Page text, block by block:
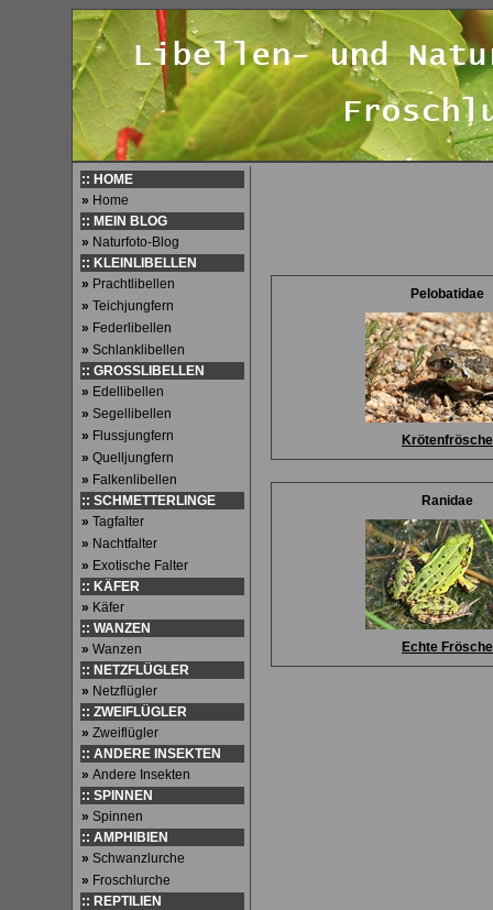
:: HOME
» Home
:: MEIN BLOG
» Naturfoto-Blog
:: KLEINLIBELLEN
» Prachtlibellen
» Teichjungfern
» Federlibellen
» Schlanklibellen
:: GROSSLIBELLEN
» Edellibellen
» Segellibellen
» Flussjungfern
» Quelljungfern
» Falkenlibellen
:: SCHMETTERLINGE
» Tagfalter
» Nachtfalter
» Exotische Falter
:: KÄFER
» Käfer
:: WANZEN
» Wanzen
:: NETZFLÜGLER
» Netzflügler
:: ZWEIFLÜGLER
» Zweiflügler
:: ANDERE INSEKTEN
» Andere Insekten
:: SPINNEN
» Spinnen
:: AMPHIBIEN
» Schwanzlurche
» Froschlurche
:: REPTILIEN
Pelobatidae
Krötenfrösche
Ranidae
Echte Frösche